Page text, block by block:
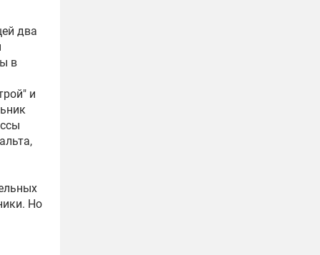
два
в
и
Но